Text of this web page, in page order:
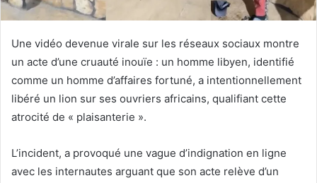
Une vidéo devenue virale sur les réseaux sociaux montre
un acte d’une cruauté inouïe : un homme libyen, identifié
comme un homme d’affaires fortuné, a intentionnellement
libéré un lion sur ses ouvriers africains, qualifiant cette
atrocité de « plaisanterie ».
L’incident, a provoqué une vague d’indignation en ligne
avec les internautes arguant que son acte relève d’un